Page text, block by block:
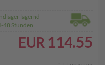
lagernd -
48 Stunden
EUR 114.55